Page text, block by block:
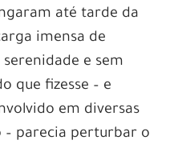
até tarde da
imensa de
e sem
que fizesse – e
em diversas
parecia perturbar o